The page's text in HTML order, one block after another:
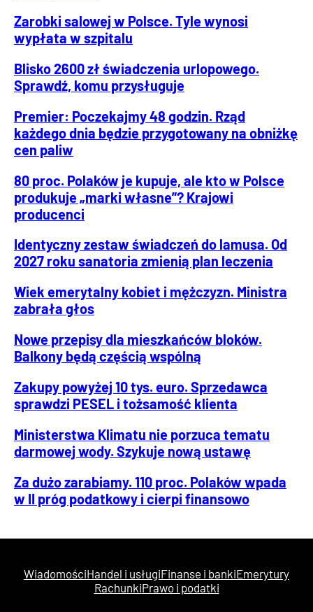
Zarobki salowej w Polsce. Tyle wynosi
wypłata w szpitalu
Blisko 2600 zł świadczenia urlopowego.
Sprawdź, komu przysługuje
Premier: Poczekajmy 48 godzin. Rząd
każdego dnia będzie przygotowany na obniżkę
cen paliw
80 proc. Polaków je kupuje, ale kto w Polsce
produkuje „marki własne”? Krajowi
producenci
Identyczny zestaw świadczeń do lamusa. Od
2027 roku sanatoria zmienią plan leczenia
Wiek emerytalny kobiet i mężczyzn. Ministra
zabrała głos
Nowe przepisy dla mieszkańców bloków.
Balkony będą częścią wspólną
Zakupy powyżej 10 tys. euro. Sprzedawca
sprawdzi PESEL i tożsamość klienta
Ministerstwa Klimatu nie porzuca tematu
darmowej wody. Szykuje nową ustawę
Za dużo zarabiamy. 110 proc. Polaków wpada
w II próg podatkowy i cierpi finansowo
WiadomościHandel i usługiFinanse i bankiEmerytury
RachunkiPrawo i podatki